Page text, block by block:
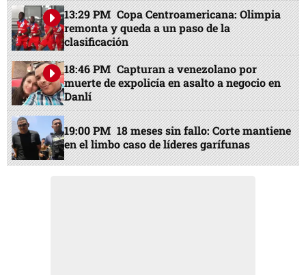
13:29 PM Copa Centroamericana: Olimpia
remonta y queda a un paso de la
clasificación
18:46 PM Capturan a venezolano por
muerte de expolicía en asalto a negocio en
Danlí
19:00 PM 18 meses sin fallo: Corte mantiene
en el limbo caso de líderes garífunas